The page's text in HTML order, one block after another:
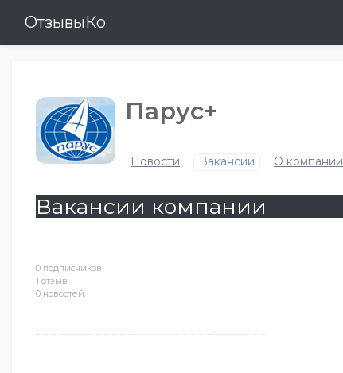
ОтзывыКо
0 подписчиков
1 отзыв
0 новостей
Парус+
Новости Вакансии О компании
Вакансии компании